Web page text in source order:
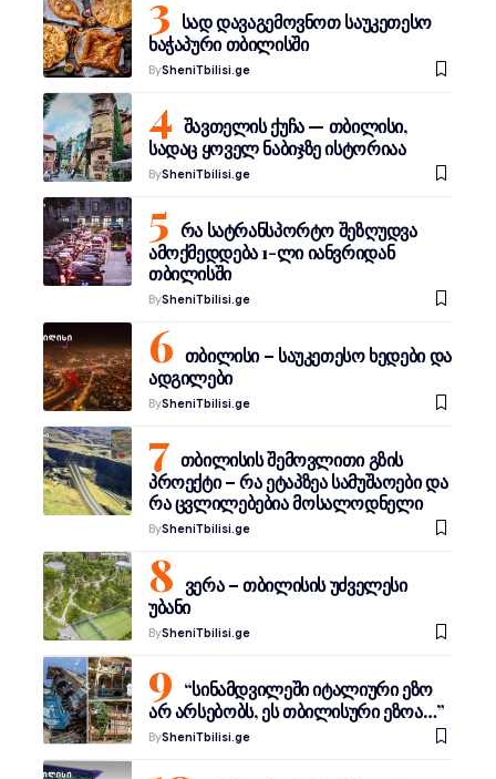
სად დავაგემოვნოთ საუკეთესო
ხაჭაპური თბილისში
BySheniTbilisi.ge
შავთელის ქუჩა — თბილისი,
სადაც ყოველ ნაბიჯზე ისტორიაა
BySheniTbilisi.ge
რა სატრანსპორტო შეზღუდვა
ამოქმედდება 1-ლი იანვრიდან
თბილისში
BySheniTbilisi.ge
თბილისი – საუკეთესო ხედები და
ადგილები
BySheniTbilisi.ge
თბილისის შემოვლითი გზის
პროექტი – რა ეტაპზეა სამუშაოები და
რა ცვლილებებია მოსალოდნელი
BySheniTbilisi.ge
ვერა – თბილისის უძველესი
უბანი
BySheniTbilisi.ge
“სინამდვილეში იტალიური ეზო
არ არსებობს, ეს თბილისური ეზოა…”
BySheniTbilisi.ge